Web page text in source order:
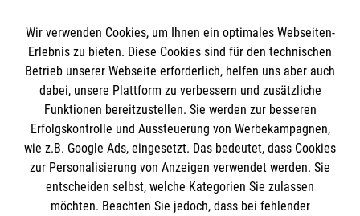
Impressum
Datenschutz
Kontakt
Die Malteser
Malteser in Deutschland
Malteserorden
Sharepoint
Spendenkonto
Wir verwenden Cookies, um Ihnen ein optimales Webseiten-
Erlebnis zu bieten. Diese Cookies sind für den technischen
Betrieb unserer Webseite erforderlich, helfen uns aber auch
dabei, unsere Plattform zu verbessern und zusätzliche
Funktionen bereitzustellen. Sie werden zur besseren
Erfolgskontrolle und Aussteuerung von Werbekampagnen,
wie z.B. Google Ads, eingesetzt. Das bedeutet, dass Cookies
zur Personalisierung von Anzeigen verwendet werden. Sie
entscheiden selbst, welche Kategorien Sie zulassen
möchten. Beachten Sie jedoch, dass bei fehlender